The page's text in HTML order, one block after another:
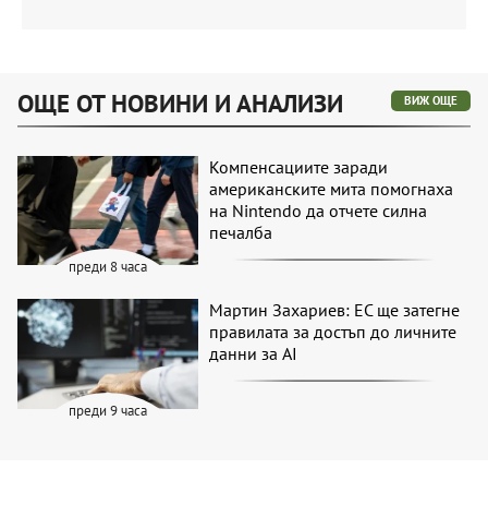
ОЩЕ ОТ НОВИНИ И АНАЛИЗИ ВИЖ ОЩЕ
преди 8 часа
Компенсациите заради
американските мита помогнаха
на Nintendo да отчете силна
печалба
преди 9 часа
Мартин Захариев: ЕС ще затегне
правилата за достъп до личните
данни за AI